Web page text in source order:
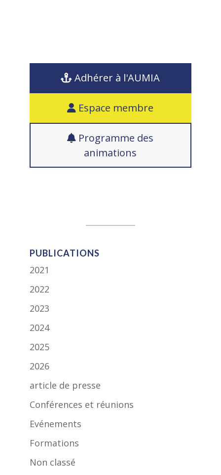
Adhérer à l'AUMIA
Espace membre
Programme des
animations
PUBLICATIONS
2021
2022
2023
2024
2025
2026
article de presse
Conférences et réunions
Evénements
Formations
Non classé